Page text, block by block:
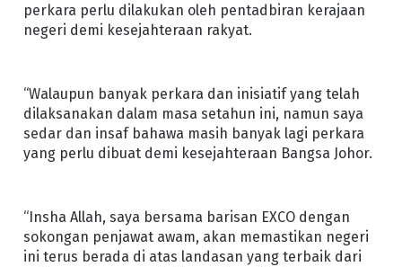
perkara perlu dilakukan oleh pentadbiran kerajaan
negeri demi kesejahteraan rakyat.
“Walaupun banyak perkara dan inisiatif yang telah
dilaksanakan dalam masa setahun ini, namun saya
sedar dan insaf bahawa masih banyak lagi perkara
yang perlu dibuat demi kesejahteraan Bangsa Johor.
“Insha Allah, saya bersama barisan EXCO dengan
sokongan penjawat awam, akan memastikan negeri
ini terus berada di atas landasan yang terbaik dari